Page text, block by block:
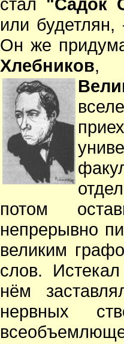
или
Он же
Хлебников,
потом
непрерывно
великим
слов.
нём
нервных